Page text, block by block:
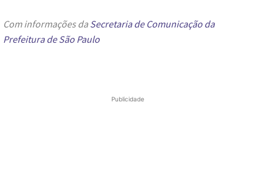
Com informações daSecretaria de Comunicação da
Prefeitura de São Paulo
Publicidade